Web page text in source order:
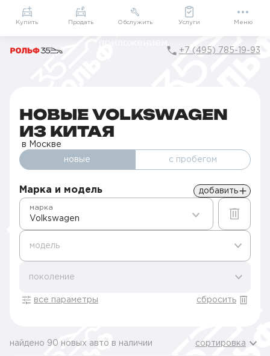
Приложение
Мой РОЛЬФ
Подарки внутри
+7 (495) 785-19-93
НОВЫЕ VOLKSWAGEN
ИЗ КИТАЯ
в Москве
новые с пробегом
Марка и модель добавить
Volkswagen
марка
модель
поколение
все параметры сбросить
найдено 90 новых авто в наличии сортировка
Купить Продать Обслужить Услуги Меню